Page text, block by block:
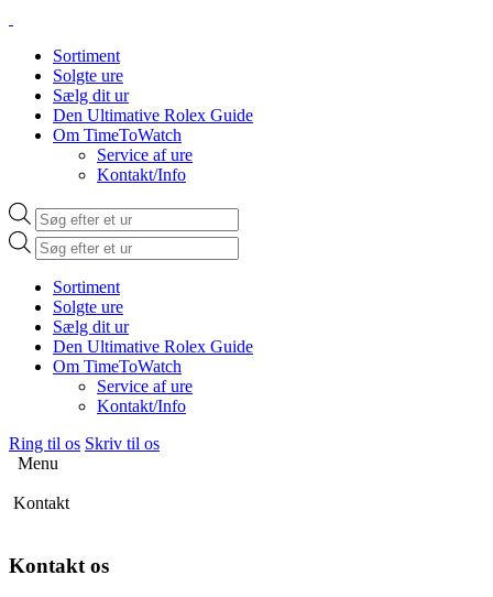
Sortiment
Solgte ure
Sælg dit ur
Den Ultimative Rolex Guide
Om TimeToWatch
Service af ure
Kontakt/Info
Products
search
Products
search
Sortiment
Solgte ure
Sælg dit ur
Den Ultimative Rolex Guide
Om TimeToWatch
Service af ure
Kontakt/Info
Ring til os Skriv til os
Menu
Kontakt
Kontakt os